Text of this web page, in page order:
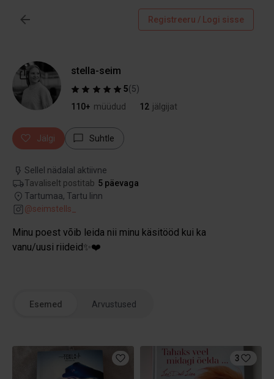
Registreeru / Logi sisse
stella-seim
5(5)
110+ müüdud 12 jälgijat
Jälgi Suhtle
Sellel nädalal aktiivne
Tavaliselt postitab 5 päevaga
Tartumaa, Tartu linn
@seimstells_
Minu poest võib leida nii minu käsitööd kui ka
vanu/uusi riideid✨❤️
Esemed Arvustused
3